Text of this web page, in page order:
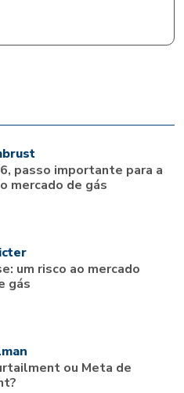
passo importante para a
mercado de gás
um risco ao mercado
gás
ou Meta de